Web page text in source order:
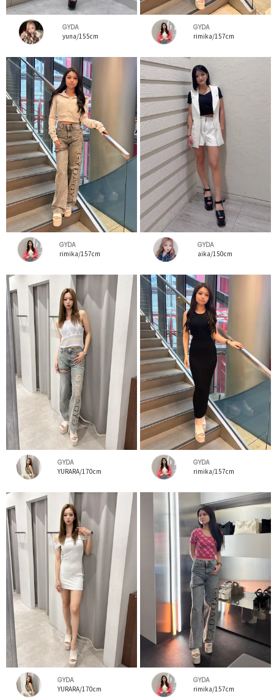
GYDA
yuna/155cm
GYDA
rimika/157cm
GYDA
rimika/157cm
GYDA
aika/150cm
GYDA
YURARA/170cm
GYDA
rimika/157cm
GYDA
YURARA/170cm
GYDA
rimika/157cm